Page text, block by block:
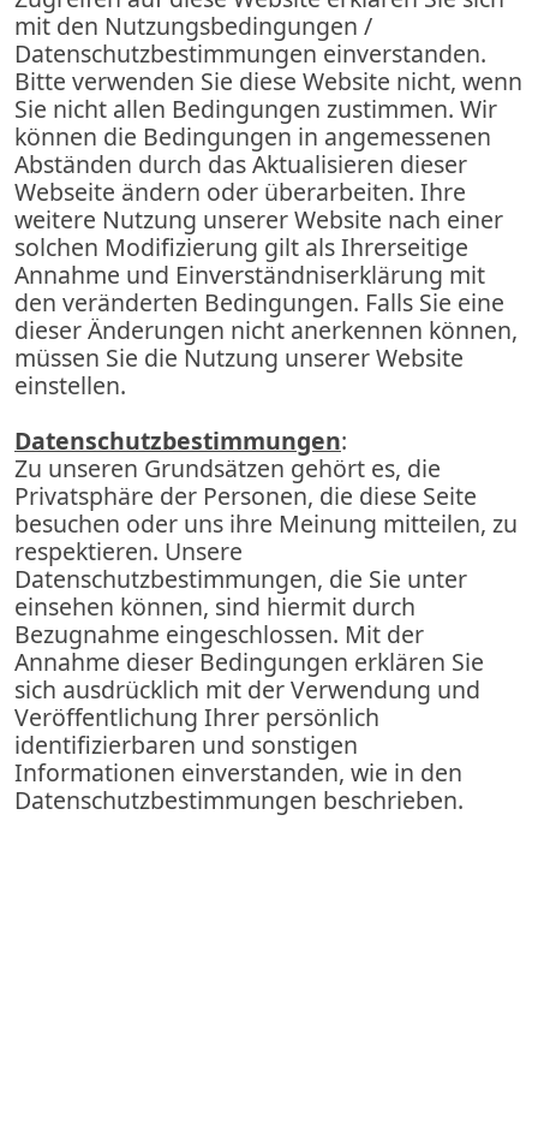
mit den Nutzungsbedingungen /
Datenschutzbestimmungen einverstanden.
Bitte verwenden Sie diese Website nicht, wenn
Sie nicht allen Bedingungen zustimmen. Wir
können die Bedingungen in angemessenen
Abständen durch das Aktualisieren dieser
Webseite ändern oder überarbeiten. Ihre
weitere Nutzung unserer Website nach einer
solchen Modifizierung gilt als Ihrerseitige
Annahme und Einverständniserklärung mit
den veränderten Bedingungen. Falls Sie eine
dieser Änderungen nicht anerkennen können,
müssen Sie die Nutzung unserer Website
einstellen.
Datenschutzbestimmungen:
Zu unseren Grundsätzen gehört es, die
Privatsphäre der Personen, die diese Seite
besuchen oder uns ihre Meinung mitteilen, zu
respektieren. Unsere
Datenschutzbestimmungen, die Sie unter
einsehen können, sind hiermit durch
Bezugnahme eingeschlossen. Mit der
Annahme dieser Bedingungen erklären Sie
sich ausdrücklich mit der Verwendung und
Veröffentlichung Ihrer persönlich
identifizierbaren und sonstigen
Informationen einverstanden, wie in den
Datenschutzbestimmungen beschrieben.